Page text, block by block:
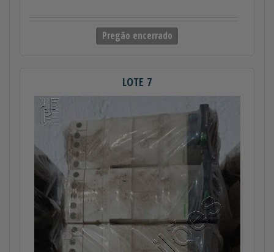
Pregão encerrado
LOTE 7